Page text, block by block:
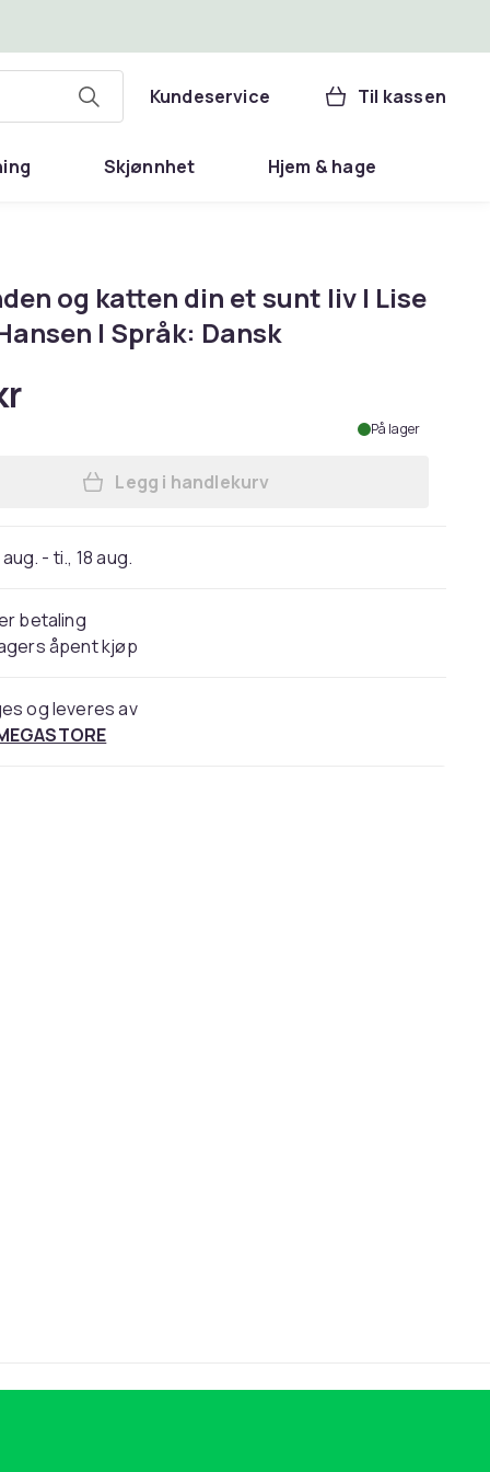
Kundeservice Til kassen
Skjønnhet Hjem & hage
og katten din et sunt liv | Lise
| Språk: Dansk
På lager
Legg Gi hunden og katten din et
Legg i handlekurv
aug. - ti., 18 aug.
betaling
åpent kjøp
og leveres av